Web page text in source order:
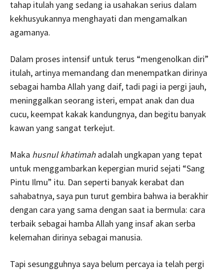
tahap itulah yang sedang ia usahakan serius dalam
kekhusyukannya menghayati dan mengamalkan
agamanya.
Dalam proses intensif untuk terus “mengenolkan diri”
itulah, artinya memandang dan menempatkan dirinya
sebagai hamba Allah yang daif, tadi pagi ia pergi jauh,
meninggalkan seorang isteri, empat anak dan dua
cucu, keempat kakak kandungnya, dan begitu banyak
kawan yang sangat terkejut.
Maka husnul khatimah adalah ungkapan yang tepat
untuk menggambarkan kepergian murid sejati “Sang
Pintu Ilmu” itu. Dan seperti banyak kerabat dan
sahabatnya, saya pun turut gembira bahwa ia berakhir
dengan cara yang sama dengan saat ia bermula: cara
terbaik sebagai hamba Allah yang insaf akan serba
kelemahan dirinya sebagai manusia.
Tapi sesungguhnya saya belum percaya ia telah pergi